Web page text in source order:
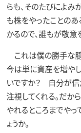
らも、そのたびによみ
も株をやったことの
かるので、誰もが敬意
これは僕の勝手な
今は単に資産を増や
いですか？ 自分が信
注視してくれる。だか
やれるところまでや
ょうか。